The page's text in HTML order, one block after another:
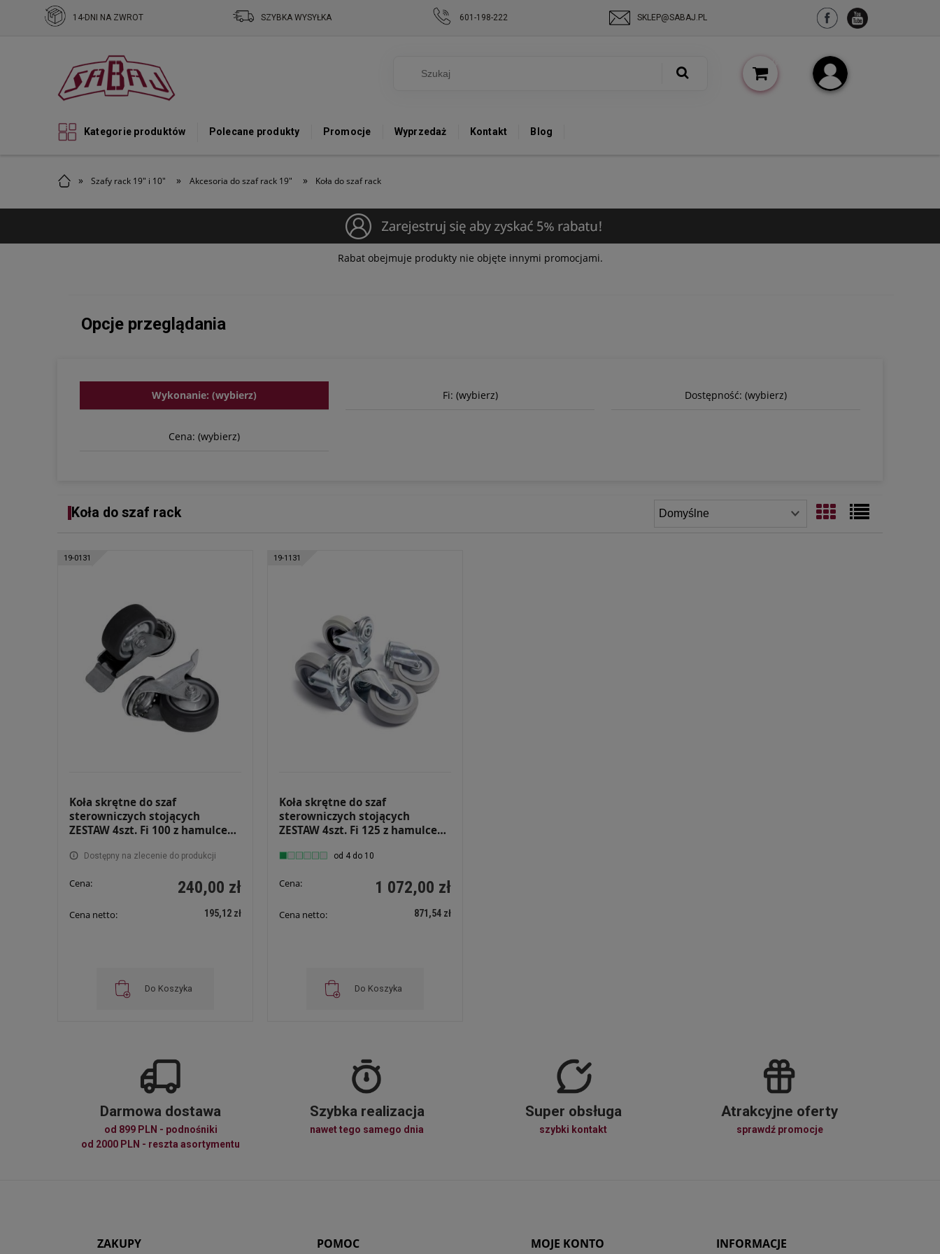
Kategorie produktów Polecane produkty Promocje Wyprzedaż Kontakt Blog
» Szafy rack 19" i 10" » Akcesoria do szaf rack 19" » Koła do szaf rack
14-DNI NA ZWROT SZYBKA WYSYŁKA 601-198-222 SKLEP@SABAJ.PL
Rabat obejmuje produkty nie objęte innymi promocjami.
Opcje przeglądania
Wykonanie: (wybierz) Fi: (wybierz) Dostępność: (wybierz)
Cena: (wybierz)
Koła do szaf rack
19-0131
Koła skrętne do szaf
sterowniczych stojących
ZESTAW 4szt. Fi 100 z hamulcem
Dostępny na zlecenie do produkcji
Cena: 240,00 zł
Cena netto: 195,12 zł
Do Koszyka
19-1131
Koła skrętne do szaf
sterowniczych stojących
ZESTAW 4szt. Fi 125 z hamulcem
od 4 do 10
Cena: 1 072,00 zł
Cena netto: 871,54 zł
Do Koszyka
Darmowa dostawa
od 899 PLN - podnośniki
od 2000 PLN - reszta asortymentu
Szybka realizacja
nawet tego samego dnia
Super obsługa
szybki kontakt
Atrakcyjne oferty
sprawdź promocje
ZAKUPY POMOC MOJE KONTO INFORMACJE